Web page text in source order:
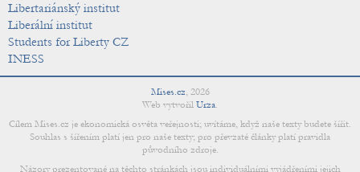
Libertariánský institut
Liberální institut
Students for Liberty CZ
INESS
Mises.cz, 2026
Web vytvořil Urza.
Cílem Mises.cz je ekonomická osvěta veřejnosti; uvítáme, když naše texty budete šířit.
Souhlas s šířením platí jen pro naše texty; pro převzaté články platí pravidla
původního zdroje.
Názory prezentované na těchto stránkách jsou individuálními vyjádřeními jejich